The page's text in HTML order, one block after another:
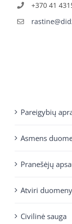
+370 41
Pareigybių
Asmens
Pranešėjų
Atviri
Civilinė sauga